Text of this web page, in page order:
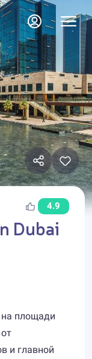
4.9
Dubai
на площади
и главной